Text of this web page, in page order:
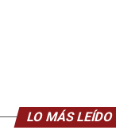
LO MÁS LEÍDO